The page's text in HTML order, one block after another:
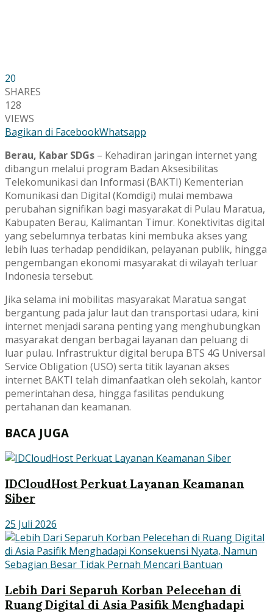
20
SHARES
128
VIEWS
Bagikan di FacebookWhatsapp
Berau, Kabar SDGs – Kehadiran jaringan internet yang
dibangun melalui program Badan Aksesibilitas
Telekomunikasi dan Informasi (BAKTI) Kementerian
Komunikasi dan Digital (Komdigi) mulai membawa
perubahan signifikan bagi masyarakat di Pulau Maratua,
Kabupaten Berau, Kalimantan Timur. Konektivitas digital
yang sebelumnya terbatas kini membuka akses yang
lebih luas terhadap pendidikan, pelayanan publik, hingga
pengembangan ekonomi masyarakat di wilayah terluar
Indonesia tersebut.
Jika selama ini mobilitas masyarakat Maratua sangat
bergantung pada jalur laut dan transportasi udara, kini
internet menjadi sarana penting yang menghubungkan
masyarakat dengan berbagai layanan dan peluang di
luar pulau. Infrastruktur digital berupa BTS 4G Universal
Service Obligation (USO) serta titik layanan akses
internet BAKTI telah dimanfaatkan oleh sekolah, kantor
pemerintahan desa, hingga fasilitas pendukung
pertahanan dan keamanan.
BACA JUGA
IDCloudHost Perkuat Layanan Keamanan
Siber
25 Juli 2026
Lebih Dari Separuh Korban Pelecehan di
Ruang Digital di Asia Pasifik Menghadapi